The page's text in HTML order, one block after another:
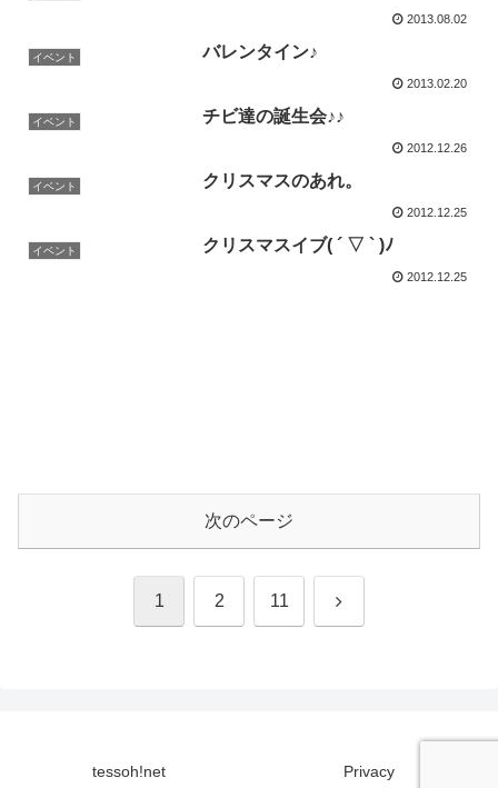
2013.08.02
イベント バレンタイン♪
2013.02.20
イベント チビ達の誕生会♪♪
2012.12.26
イベント クリスマスのあれ。
2012.12.25
イベント クリスマスイブ( ´ ▽ ` )ﾉ
2012.12.25
次のページ
1 2 11 次
tessoh!net Privacy